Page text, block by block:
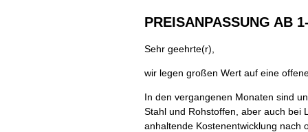
PREISANPASSUNG AB
Sehr geehrte(r),
wir legen großen Wert auf eine
In den vergangenen Monaten sind
Stahl und Rohstoffen, aber auch bei
anhaltende Kostenentwicklung nach